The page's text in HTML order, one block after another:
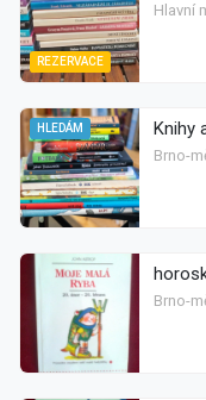
REZERVACE
Hlavní
HLEDÁM Knihy
Brno-
Brno-